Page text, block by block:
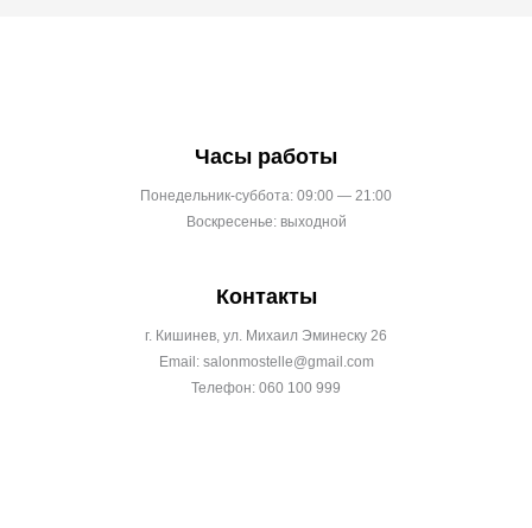
Часы работы
Понедельник-суббота: 09:00 — 21:00
Воскресенье: выходной
Контакты
г. Кишинев, ул. Михаил Эминеску 26
Email: salonmostelle@gmail.com
Телефон: 060 100 999